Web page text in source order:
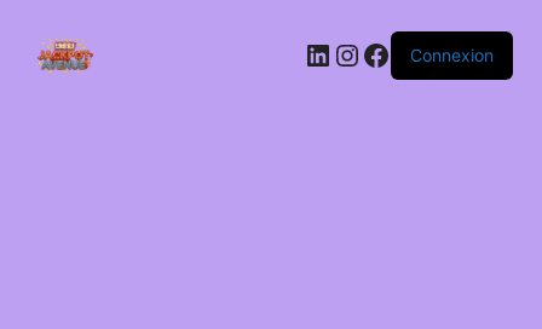
LinkedIn
Instagram
Facebook
Connexion